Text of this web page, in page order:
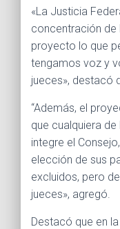
«La Justicia
concentración de
proyecto lo que
tengamos voz y
jueces», destacó
“Además, el
que cualquiera
integre el
elección de sus
excluidos, pero
jueces», agregó.
Destacó que en